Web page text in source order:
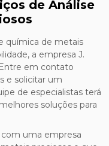
de Análise
química de metais
a empresa J.
em contato
e solicitar um
de especialistas terá
soluções para
uma empresa